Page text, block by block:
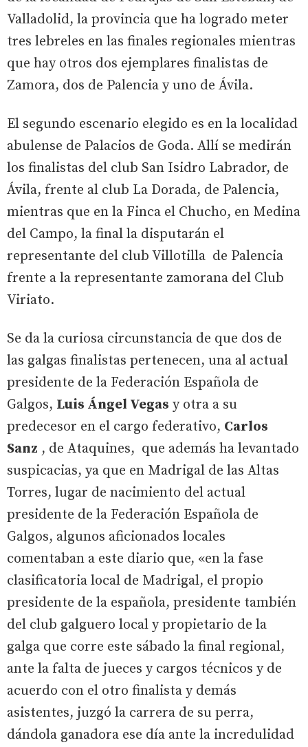
Valladolid, la provincia que ha logrado meter
tres lebreles en las finales regionales mientras
que hay otros dos ejemplares finalistas de
Zamora, dos de Palencia y uno de Ávila.
El segundo escenario elegido es en la localidad
abulense de Palacios de Goda. Allí se medirán
los finalistas del club San Isidro Labrador, de
Ávila, frente al club La Dorada, de Palencia,
mientras que en la Finca el Chucho, en Medina
del Campo, la final la disputarán el
representante del club Villotilla de Palencia
frente a la representante zamorana del Club
Viriato.
Se da la curiosa circunstancia de que dos de
las galgas finalistas pertenecen, una al actual
presidente de la Federación Española de
Galgos, Luis Ángel Vegas y otra a su
predecesor en el cargo federativo, Carlos
Sanz , de Ataquines, que además ha levantado
suspicacias, ya que en Madrigal de las Altas
Torres, lugar de nacimiento del actual
presidente de la Federación Española de
Galgos, algunos aficionados locales
comentaban a este diario que, «en la fase
clasificatoria local de Madrigal, el propio
presidente de la española, presidente también
del club galguero local y propietario de la
galga que corre este sábado la final regional,
ante la falta de jueces y cargos técnicos y de
acuerdo con el otro finalista y demás
asistentes, juzgó la carrera de su perra,
dándola ganadora ese día ante la incredulidad